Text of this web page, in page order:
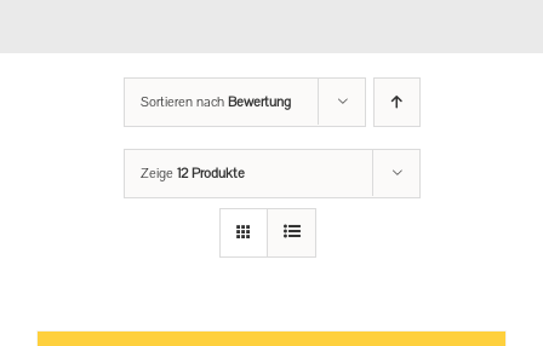
Sortieren nach Bewertung
Zeige 12 Produkte